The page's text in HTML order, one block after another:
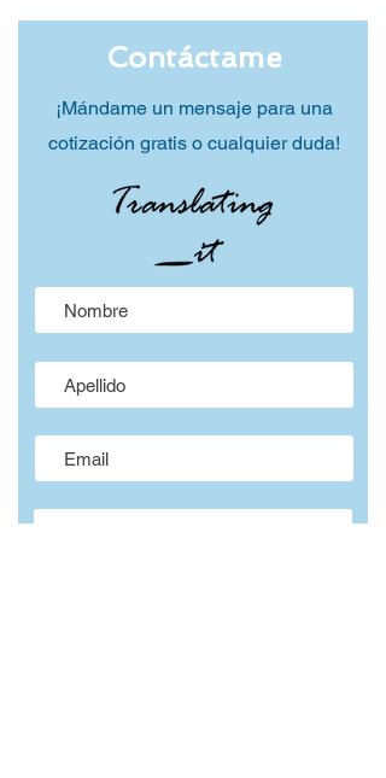
Contáctame
¡Mándame un mensaje para una
cotización gratis o cualquier duda!